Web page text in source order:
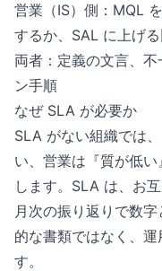
営業（IS）側：MQL
するか、SAL に上げ
両者：定義の文言、
ン手順
なぜ SLA が必要か
SLA がない組織では
い、営業は『質が低
します。SLA は、お
月次の振り返りで数
的な書類ではなく、
す。